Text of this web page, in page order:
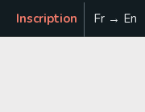
Inscription Fr → En